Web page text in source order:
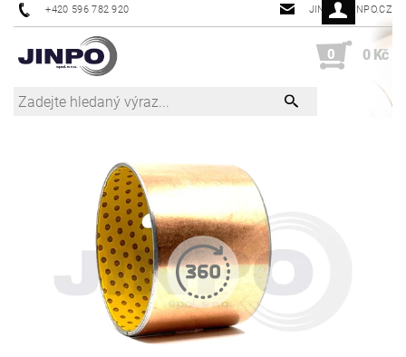
+420 596 782 920 JINPO@JINPO.CZ
0 0 Kč